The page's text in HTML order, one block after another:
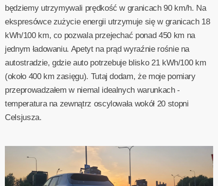
będziemy utrzymywali prędkość w granicach 90 km/h. Na
ekspresówce zużycie energii utrzymuje się w granicach 18
kWh/100 km, co pozwala przejechać ponad 450 km na
jednym ładowaniu. Apetyt na prąd wyraźnie rośnie na
autostradzie, gdzie auto potrzebuje blisko 21 kWh/100 km
(około 400 km zasięgu). Tutaj dodam, że moje pomiary
przeprowadzałem w niemal idealnych warunkach -
temperatura na zewnątrz oscylowała wokół 20 stopni
Celsjusza.